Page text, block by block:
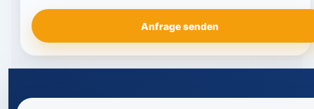
Anfrage senden